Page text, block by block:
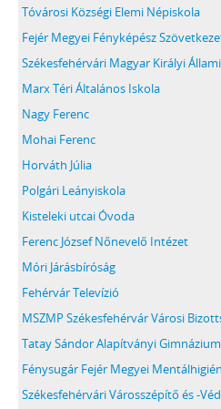
Tóvárosi Községi Elemi Népiskola
Fejér Megyei Fényképész
Marx Téri Általános Iskola
Nagy Ferenc
Mohai Ferenc
Horváth Júlia
Polgári Leányiskola
Kisteleki utcai Óvoda
Ferenc József Nőnevelő Intézet
Móri Járásbíróság
Fehérvár Televízió
MSZMP Székesfehérvár Városi
Fénysugár Fejér Megyei
Székesfehérvári Városszépítő és -